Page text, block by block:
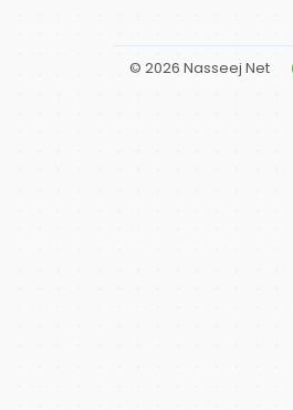
© 2026 Nasseej Net